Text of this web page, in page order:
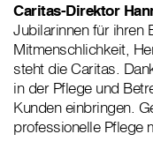
Caritas-Direktor
Jubilarinnen für ihren
Mitmenschlichkeit,
steht die Caritas.
in der Pflege und
Kunden einbringen.
professionelle Pflege